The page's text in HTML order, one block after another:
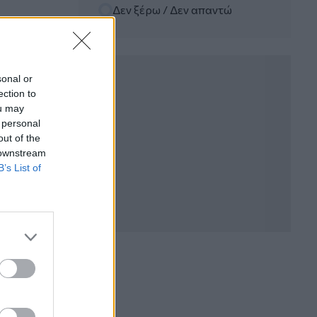
or
to
may
of the
List of
06.08.2026 - 12:22
Kavita Patel - PhARMA Innovation
Forum: Ένα στα πέντε καινοτόμα
Δεν ξέρω / Δεν απαντώ